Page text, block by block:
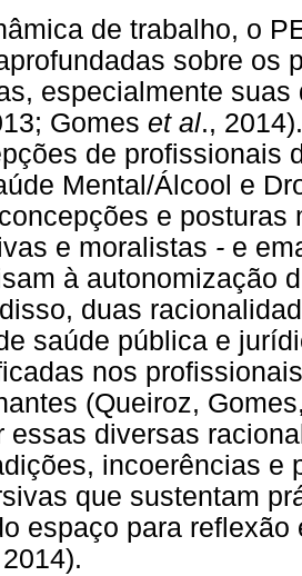
de trabalho, o
sobre os
especialmente
Gomes et al.,
de profissionais
Mental/Álcool e
e
e moralistas - e
à autonomização
duas
saúde pública e
nos
(Queiroz,
essas diversas
incoerências e
que sustentam
espaço para